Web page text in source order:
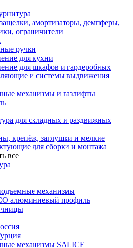
амортизаторы, демпферы,
ограничители
ручки
для кухни
для шкафов и гардеробных
и системы выдвижения
механизмы и газлифты
для складных и раздвижных
крепёж, заглушки и мелкие
для сборки и монтажа
все
механизмы
алюминиевый профиль
механизмы SALICE